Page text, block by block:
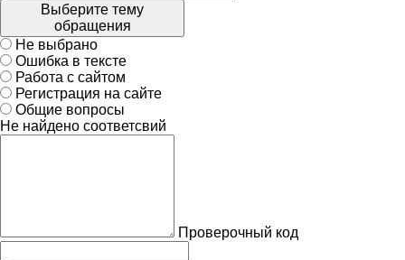
Выберите тему
обращения
Не выбрано
Ошибка в тексте
Работа с сайтом
Регистрация на сайте
Общие вопросы
Не найдено соответсвий
Проверочный код